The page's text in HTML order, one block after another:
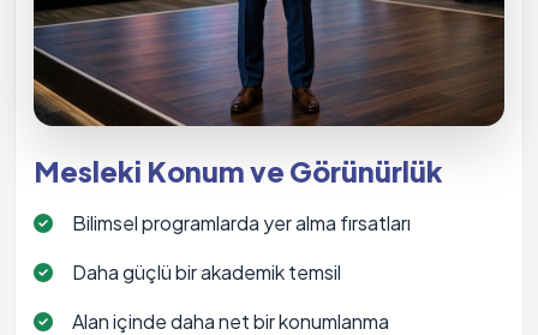
Mesleki Konum ve Görünürlük
Bilimsel programlarda yer alma fırsatları
Daha güçlü bir akademik temsil
Alan içinde daha net bir konumlanma